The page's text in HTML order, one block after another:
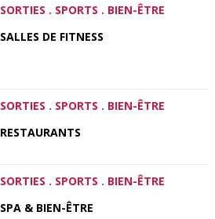
SORTIES . SPORTS . BIEN-ÊTRE
SALLES DE FITNESS
SORTIES . SPORTS . BIEN-ÊTRE
RESTAURANTS
SORTIES . SPORTS . BIEN-ÊTRE
SPA & BIEN-ÊTRE